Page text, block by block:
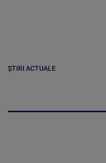
ȘTIRI ACTUALE